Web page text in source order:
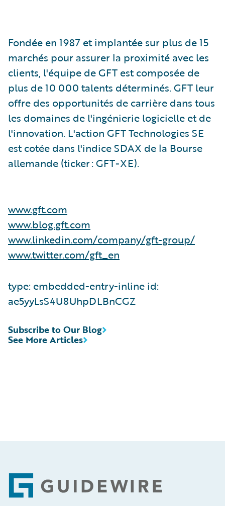
Fondée en 1987 et implantée sur plus de 15
marchés pour assurer la proximité avec les
clients, l'équipe de GFT est composée de
plus de 10 000 talents déterminés. GFT leur
offre des opportunités de carrière dans tous
les domaines de l'ingénierie logicielle et de
l'innovation. L'action GFT Technologies SE
est cotée dans l'indice SDAX de la Bourse
allemande (ticker : GFT-XE).
www.gft.com
www.blog.gft.com
www.linkedin.com/company/gft-group/
www.twitter.com/gft_en
type: embedded-entry-inline id:
ae5yyLsS4U8UhpDLBnCGZ
See More Articles
Subscribe to Our Blog
Footer